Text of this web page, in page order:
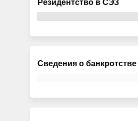
Резидентство в СЭЗ
Сведения о банкротстве